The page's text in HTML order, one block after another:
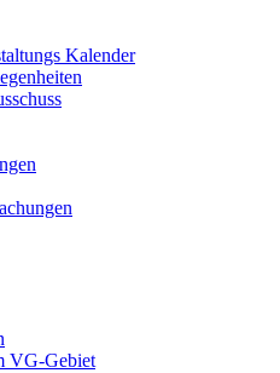
Kalender
VG-Gebiet